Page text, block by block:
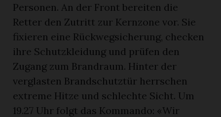
Personen. An der Front bereiten die
Retter den Zutritt zur Kernzone vor. Sie
fixieren eine Rückwegsicherung, checken
ihre Schutzkleidung und prüfen den
Zugang zum Brandraum. Hinter der
verglasten Brandschutztür herrschen
extreme Hitze und schlechte Sicht. Um
19.27 Uhr folgt das Kommando: «Wir